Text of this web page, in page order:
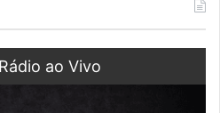
ao Vivo